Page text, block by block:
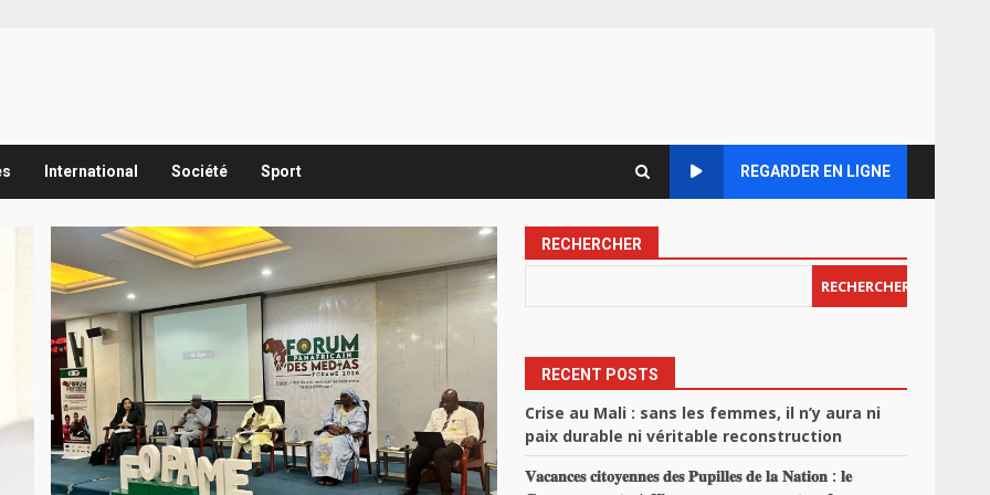
International Société Sport REGARDER EN LIGNE
RECHERCHER
RECHERCHER
RECENT POSTS
Crise au Mali : sans les femmes, il n’y aura ni
paix durable ni véritable reconstruction
𝐕𝐚𝐜𝐚𝐧𝐜𝐞𝐬 𝐜𝐢𝐭𝐨𝐲𝐞𝐧𝐧𝐞𝐬 𝐝𝐞𝐬 𝐏𝐮𝐩𝐢𝐥𝐥𝐞𝐬 𝐝𝐞 𝐥𝐚 𝐍𝐚𝐭𝐢𝐨𝐧 : 𝐥𝐞